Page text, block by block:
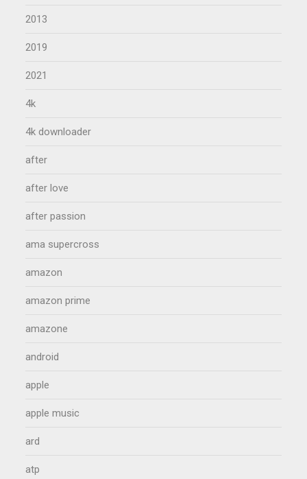
2013
2019
2021
4k
4k downloader
after
after love
after passion
ama supercross
amazon
amazon prime
amazone
android
apple
apple music
ard
atp